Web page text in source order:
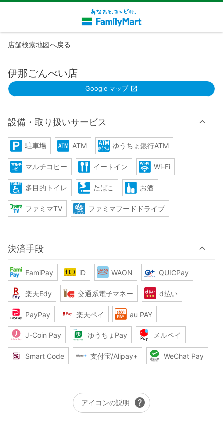
店舗検索地図へ戻る
伊那ごんべい店
Google マップ
設備・取り扱いサービス
駐車場 ATM ゆうちょ銀行ATM
マルチコピー イートイン Wi-Fi
多目的トイレ たばこ お酒
ファミマTV ファミマフードドライブ
決済手段
FamiPay iD WAON QUICPay
楽天Edy 交通系電子マネー d払い
PayPay 楽天ペイ au PAY
J-Coin Pay ゆうちょPay メルペイ
Smart Code 支付宝/Alipay+ WeChat Pay
アイコンの説明 help